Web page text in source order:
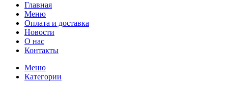
Главная
Меню
Оплата и доставка
Новости
О нас
Контакты
Меню
Категории